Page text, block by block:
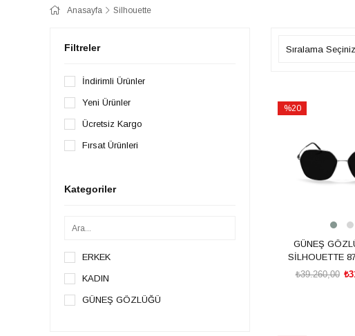
Anasayfa Silhouette
Filtreler
İndirimli Ürünler
Yeni Ürünler
Ücretsiz Kargo
Fırsat Ürünleri
Kategoriler
ERKEK
KADIN
GÜNEŞ GÖZLÜĞÜ
%20
GÜNEŞ
SİLHOUETTE
7000 00/00
₺39.260,00